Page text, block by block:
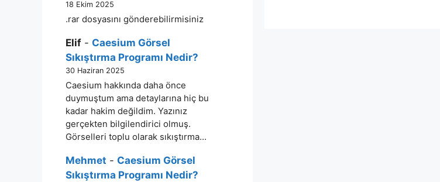
18 Ekim 2025
.rar dosyasını gönderebilirmisiniz
Elif - Caesium Görsel
Sıkıştırma Programı Nedir?
30 Haziran 2025
Caesium hakkında daha önce
duymuştum ama detaylarına hiç bu
kadar hakim değildim. Yazınız
gerçekten bilgilendirici olmuş.
Görselleri toplu olarak sıkıştırma…
Mehmet - Caesium Görsel
Sıkıştırma Programı Nedir?